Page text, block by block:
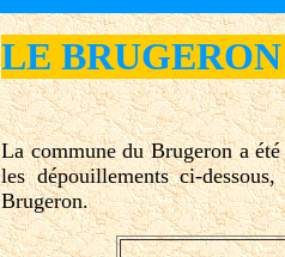
LE
La commune du Brugeron a
les dépouillements ci-
Brugeron.